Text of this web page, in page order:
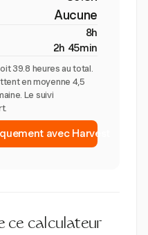
Aucune
8h
2h 45min
39.8 heures au total.
en moyenne 4,5
Le suivi
avec Harvest
ce calculateur